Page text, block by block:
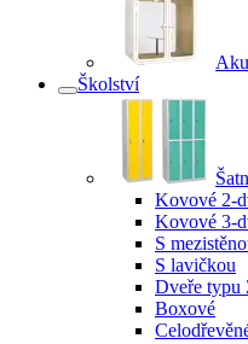
Školství
Kovové 2-
Kovové 3-
S
S lavičkou
Dveře typu
Boxové